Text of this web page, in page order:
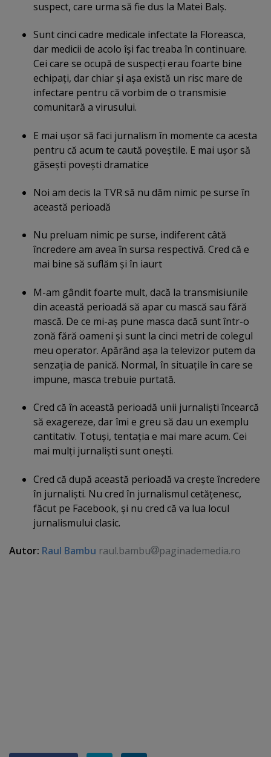
suspect, care urma să fie dus la Matei Balş.
Sunt cinci cadre medicale infectate la Floreasca,
dar medicii de acolo îşi fac treaba în continuare.
Cei care se ocupă de suspecţi erau foarte bine
echipaţi, dar chiar şi aşa există un risc mare de
infectare pentru că vorbim de o transmisie
comunitară a virusului.
E mai uşor să faci jurnalism în momente ca acesta
pentru că acum te caută poveştile. E mai uşor să
găseşti poveşti dramatice
Noi am decis la TVR să nu dăm nimic pe surse în
această perioadă
Nu preluam nimic pe surse, indiferent câtă
încredere am avea în sursa respectivă. Cred că e
mai bine să suflăm şi în iaurt
M-am gândit foarte mult, dacă la transmisiunile
din această perioadă să apar cu mască sau fără
mască. De ce mi-aş pune masca dacă sunt într-o
zonă fără oameni şi sunt la cinci metri de colegul
meu operator. Apărând aşa la televizor putem da
senzaţia de panică. Normal, în situaţile în care se
impune, masca trebuie purtată.
Cred că în această perioadă unii jurnalişti încearcă
să exagereze, dar îmi e greu să dau un exemplu
cantitativ. Totuşi, tentaţia e mai mare acum. Cei
mai mulţi jurnalişti sunt oneşti.
Cred că după această perioadă va creşte încredere
în jurnalişti. Nu cred în jurnalismul cetăţenesc,
făcut pe Facebook, şi nu cred că va lua locul
jurnalismului clasic.
Autor: Raul Bambu raul.bambu paginademedia.ro